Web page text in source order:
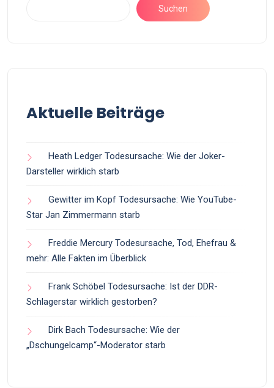
Suchen
Aktuelle Beiträge
Heath Ledger Todesursache: Wie der Joker-
Darsteller wirklich starb
Gewitter im Kopf Todesursache: Wie YouTube-
Star Jan Zimmermann starb
Freddie Mercury Todesursache, Tod, Ehefrau &
mehr: Alle Fakten im Überblick
Frank Schöbel Todesursache: Ist der DDR-
Schlagerstar wirklich gestorben?
Dirk Bach Todesursache: Wie der
„Dschungelcamp“-Moderator starb